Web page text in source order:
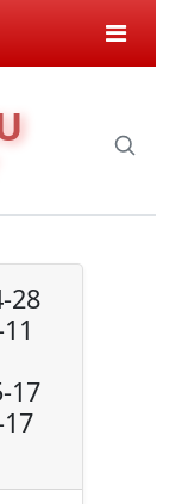
28
17